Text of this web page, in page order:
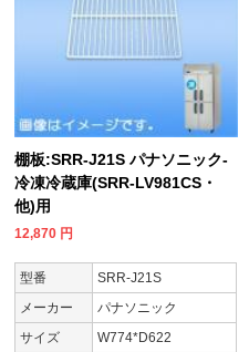
棚板:SRR-J21S パナソニック-
冷凍冷蔵庫(SRR-LV981CS・
他)用
12,870 円
型番
SRR-J21S
メーカー
パナソニック
サイズ
W774*D622